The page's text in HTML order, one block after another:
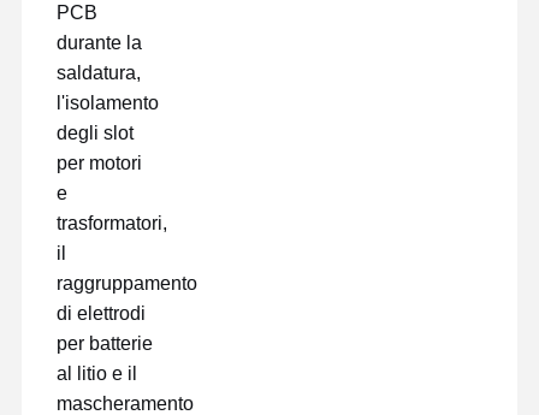
PCB
durante la
saldatura,
l'isolamento
degli slot
per motori
e
trasformatori,
il
raggruppamento
di elettrodi
per batterie
al litio e il
mascheramento